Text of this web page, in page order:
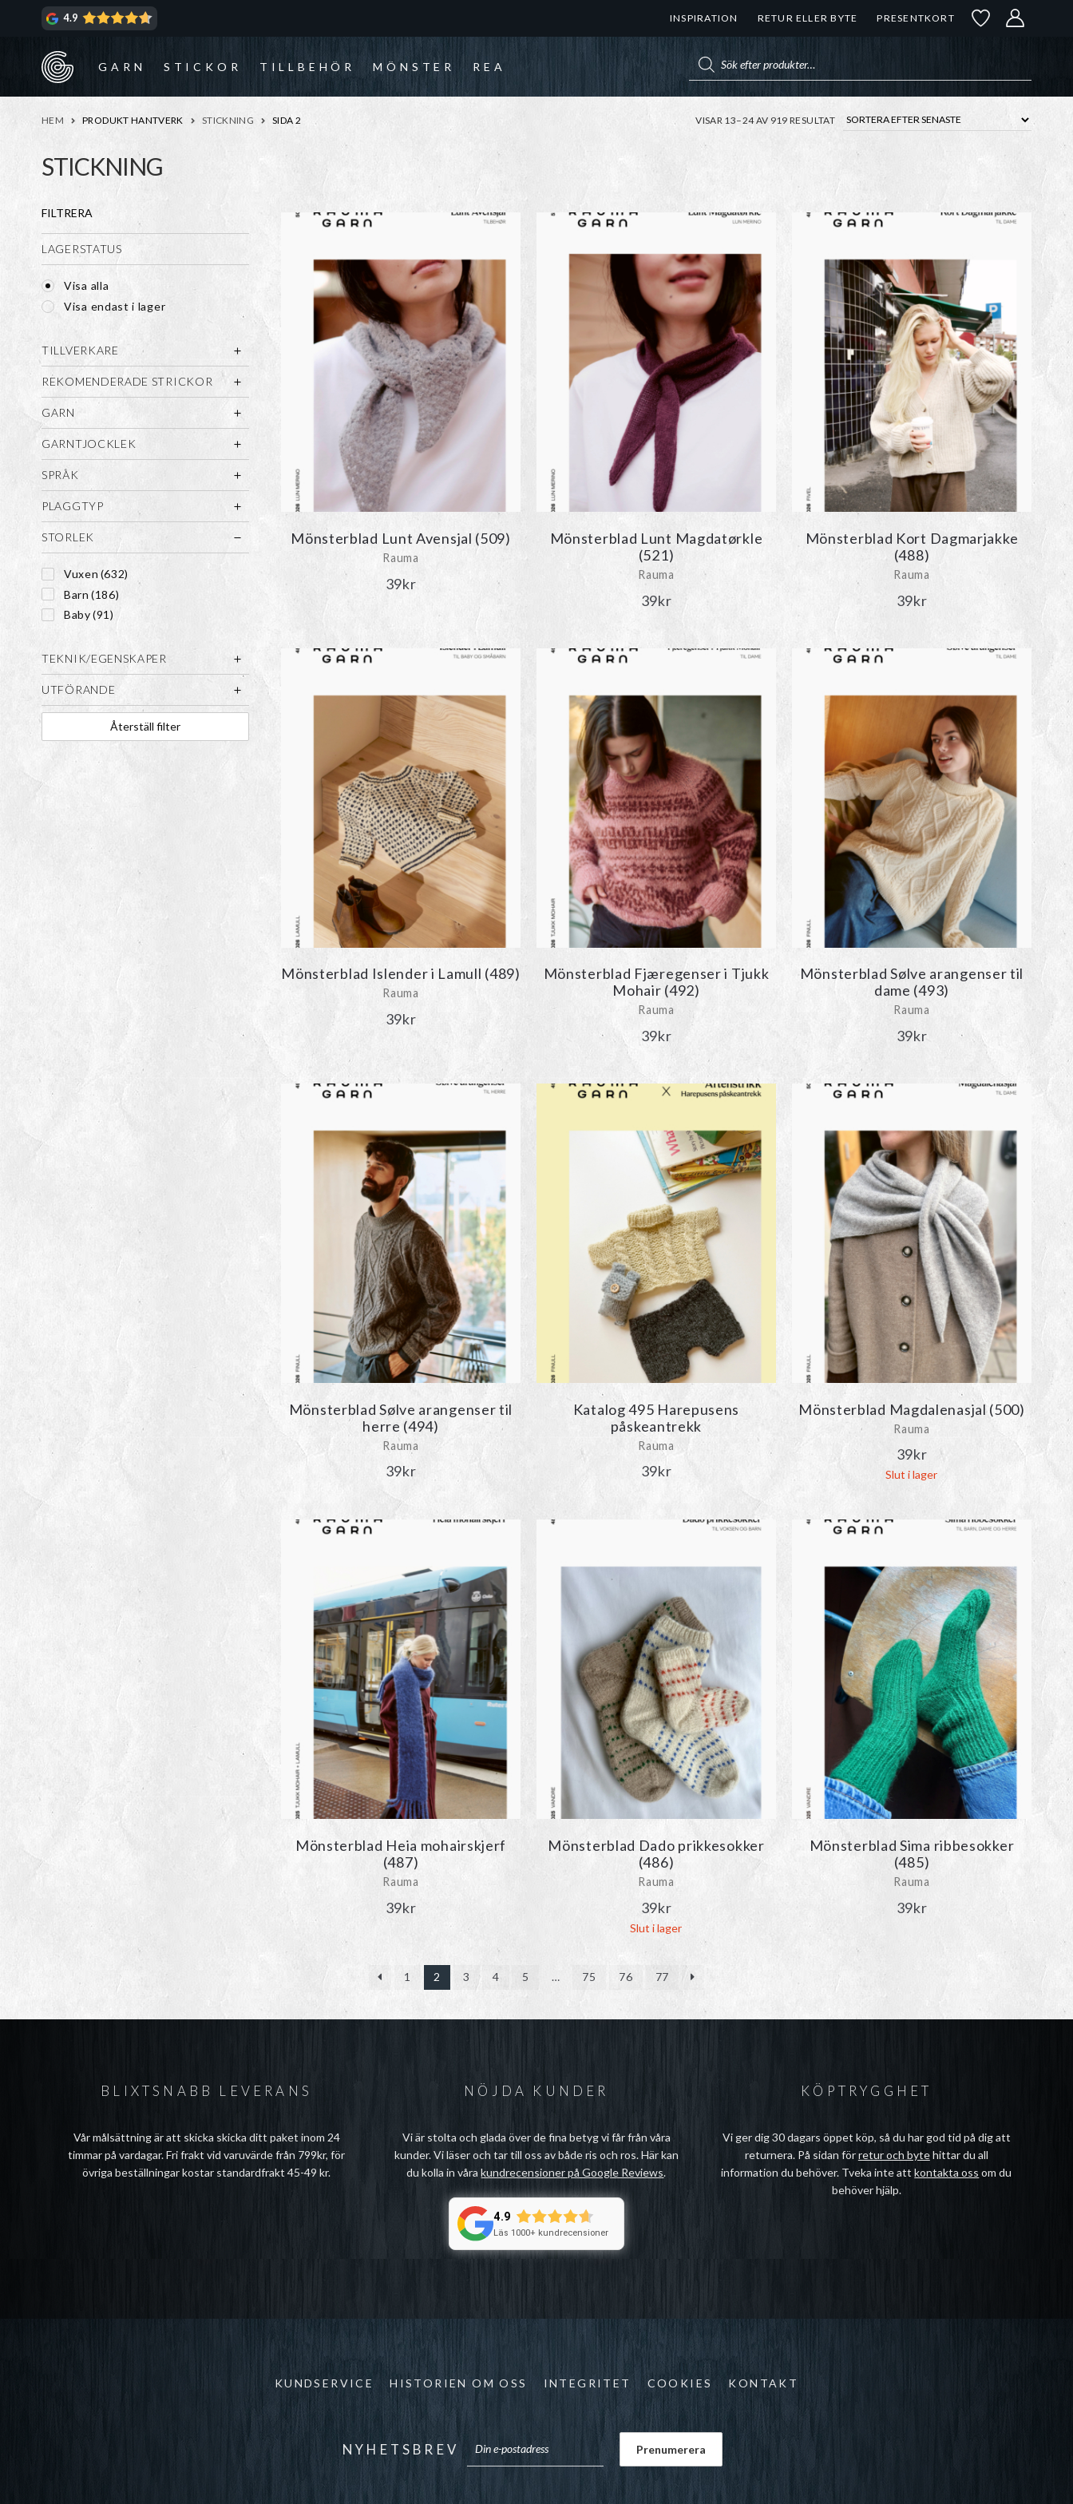
4.9 INSPIRATION RETUR ELLER BYTE PRESENTKORT
GARN STICKOR TILLBEHÖR MÖNSTER REA
HEM PRODUKT HANTVERK STICKNING SIDA 2
STICKNING
VISAR 13–24 AV 919 RESULTATSORTERA
EFTER
FILTRERA
LAGERSTATUS
Visa alla
Visa endast i lager
TILLVERKARE
REKOMENDERADE STRICKOR
GARN
GARNTJOCKLEK
SPRÅK
PLAGGTYP
STORLEK
Vuxen (632)
Barn (186)
Baby(91)
TEKNIK/EGENSKAPER
UTFÖRANDE
Återställ filter
Mönsterblad Lunt Avensjal (509)
Rauma
39kr
Mönsterblad Lunt Magdatørkle
(521)
Rauma
39kr
Mönsterblad Kort Dagmarjakke
(488)
Rauma
39kr
Mönsterblad Islender i Lamull (489)
Rauma
39kr
Mönsterblad Fjæregenser i Tjukk
Mohair (492)
Rauma
39kr
Mönsterblad Sølve arangenser til
dame (493)
Rauma
39kr
Mönsterblad Sølve arangenser til
herre (494)
Rauma
39kr
Katalog 495 Harepusens
påskeantrekk
Rauma
39kr
Mönsterblad Magdalenasjal (500)
Rauma
39kr
Slut i lager
Mönsterblad Heia mohairskjerf
(487)
Rauma
39kr
Mönsterblad Dado prikkesokker
(486)
Rauma
39kr
Slut i lager
Mönsterblad Sima ribbesokker
(485)
Rauma
39kr
1 2 3 4 5 … 75 76 77
BLIXTSNABB LEVERANS
Vår målsättning är att skicka skicka ditt paket inom 24
timmar på vardagar. Fri frakt vid varuvärde från 799kr, för
övriga beställningar kostar standardfrakt 45-49 kr.
NÖJDA KUNDER
Vi är stolta och glada över de fina betyg vi får från våra
kunder. Vi läser och tar till oss av både ris och ros. Här kan
du kolla in vårakundrecensioner på Google Reviews.
4.9
Läs 1000+ kundrecensioner
KÖPTRYGGHET
Vi ger dig 30 dagars öppet köp, så du har god tid på dig att
returnera. På sidan förretur och bytehittar du all
information du behöver. Tveka inte attkontakta oss om du
behöver hjälp.
KUNDSERVICE HISTORIEN OM OSS INTEGRITET COOKIES KONTAKT
NYHETSBREV